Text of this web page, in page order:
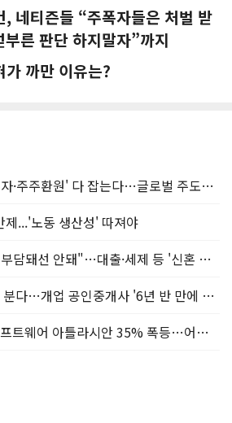
, 네티즌들 “주폭자들은 처벌 받
른 판단 하지말자”까지
가 까만 이유는?
SK하이닉스, 'AI 투자·주주환원' 다 잡는다…글로벌 주도권 굳히기
제...'노동 생산성' 따져야
이 대통령 "결혼이 부담돼선 안돼"…대출·세제 등 '신혼 걸림돌' 제거
거래절벽에 찬바람 분다…개업 공인중개사 '6년 반 만에 최저'
[美증시 특징주] 소프트웨어 아틀라시안 35% 폭등…어닝서프, 투자의견 줄줄이 상향